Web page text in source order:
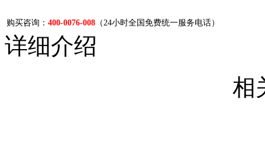
购买咨询： 400-0076-008 （24小时全国免费统一服务电话）
详细介绍
相